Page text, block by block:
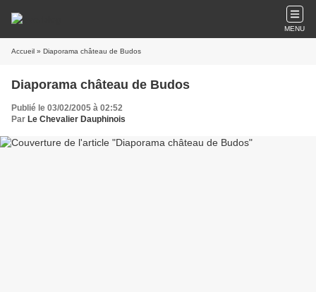
MENU
Accueil » Diaporama château de Budos
Diaporama château de Budos
Publié le 03/02/2005 à 02:52
Par Le Chevalier Dauphinois